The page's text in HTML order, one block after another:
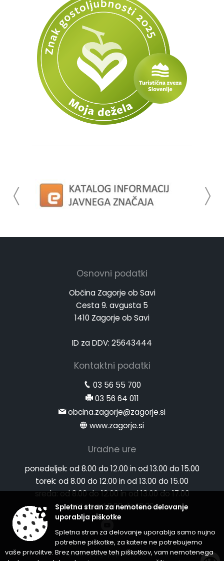
Osnovni podatki
Občina Zagorje ob Savi
Cesta 9. avgusta 5
1410 Zagorje ob Savi
ID za DDV: 25643444
Kontaktni podatki
03 56 55 700
03 56 64 011
obcina.zagorje@zagorje.si
www.zagorje.si
Uradne ure
ponedeljek: od 8.00 do 12.00 in od 13.00 do 15.00
torek: od 8.00 do 12.00 in od 13.00 do 15.00
petek:od 8.00 do 12.00
Splošni pogoji spletne strani |
Spletna stran za nemoteno delovanje
uporablja piškotke
Spletna stran za delovanje uporablja samo nujno
potrebne piškotke, za katere ne potrebujemo
vaše privolitve. Brez namestitve teh piškotkov, vam nemotenega